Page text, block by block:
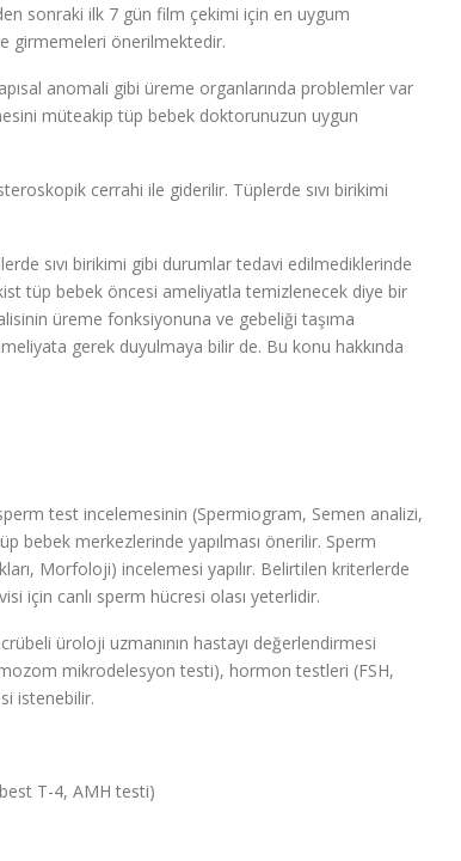
sonraki ilk 7 gün film çekimi için en uygum
girmemeleri önerilmektedir.
anomali gibi üreme organlarında problemler var
müteakip tüp bebek doktorunuzun uygun
cerrahi ile giderilir. Tüplerde sıvı birikimi
sıvı birikimi gibi durumlar tedavi edilmediklerinde
tüp bebek öncesi ameliyatla temizlenecek diye bir
üreme fonksiyonuna ve gebeliği taşıma
gerek duyulmaya bilir de. Bu konu hakkında
test incelemesinin (Spermiogram, Semen analizi,
bebek merkezlerinde yapılması önerilir. Sperm
Morfoloji) incelemesi yapılır. Belirtilen kriterlerde
için canlı sperm hücresi olası yeterlidir.
üroloji uzmanının hastayı değerlendirmesi
mikrodelesyon testi), hormon testleri (FSH,
istenebilir.
T-4, AMH testi)